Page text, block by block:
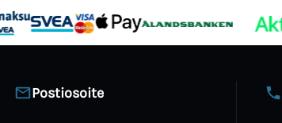
Postiosoite